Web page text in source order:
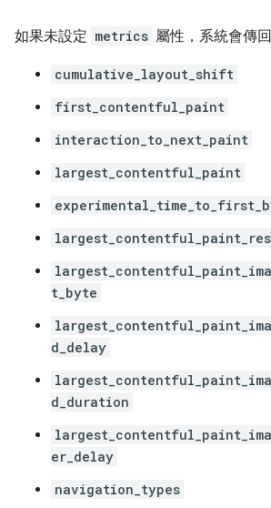
如果未設定 metrics 屬性，系統會傳
cumulative_layout_shift
first_contentful_paint
interaction_to_next_paint
largest_contentful_paint
t_byte
d_delay
d_duration
er_delay
navigation_types